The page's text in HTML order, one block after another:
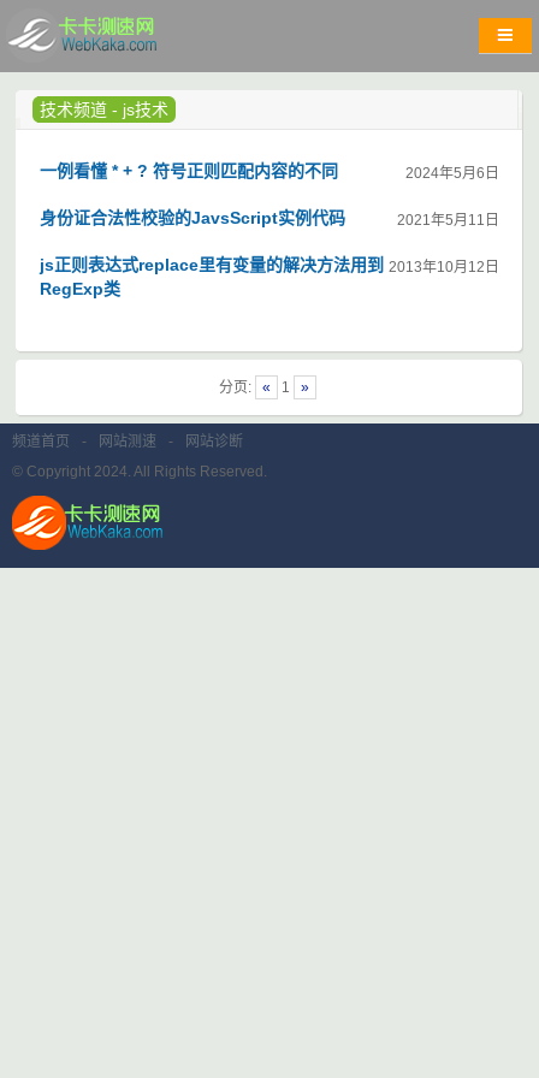
技术频道 - js技术
2024年5月6日
一例看懂 * + ? 符号正则匹配内容的不同
2021年5月11日
身份证合法性校验的JavsScript实例代码
2013年10月12日
js正则表达式replace里有变量的解决方法用到
RegExp类
分页: « 1 »
频道首页 - 网站测速 -
网站诊断
© Copyright 2024. All Rights Reserved.